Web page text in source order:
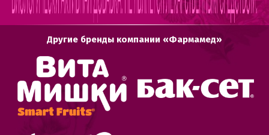
Другие бренды компании «Фармамед»